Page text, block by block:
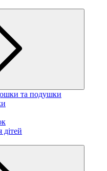
та подушки
дітей